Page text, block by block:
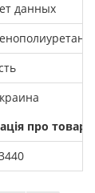
данных
про товар